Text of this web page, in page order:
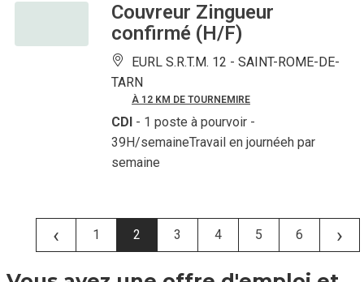
Couvreur Zingueur
confirmé (H/F)
EURL S.R.T.M. 12 - SAINT-ROME-DE-
TARN
À 12 KM DE TOURNEMIRE
CDI - 1 poste à pourvoir -
39H/semaineTravail en journéeh par
semaine
‹ 1 2 3 4 5 6 ›